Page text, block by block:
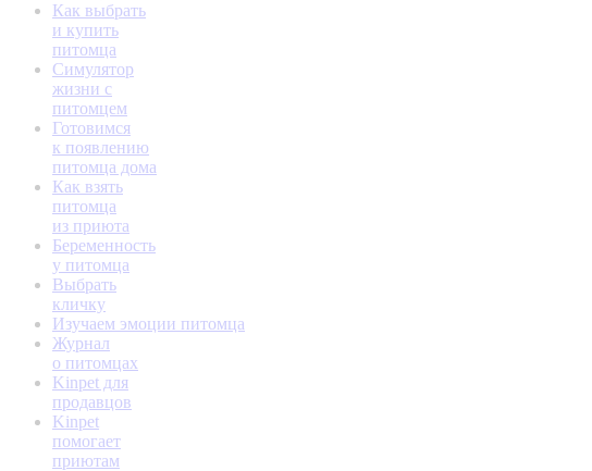
Как выбрать
и купить
питомца
Симулятор
жизни с
питомцем
Готовимся
к появлению
питомца дома
Как взять
питомца
из приюта
Беременность
у питомца
Выбрать
кличку
Изучаем эмоции питомца
Журнал
о питомцах
Kinpet для
продавцов
Kinpet
помогает
приютам